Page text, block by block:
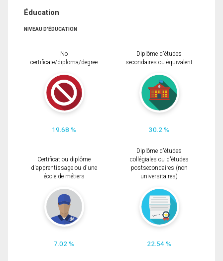
Éducation
NIVEAU D'ÉDUCATION
No
certificate/diploma/degree
19.68 %
Diplôme d'études
secondaires ou équivalent
30.2 %
Certificat ou diplôme
d'apprentissage ou d'une
école de métiers
7.02 %
Diplôme d'études
collégiales ou d'études
postsecondaires (non
universitaires)
22.54 %